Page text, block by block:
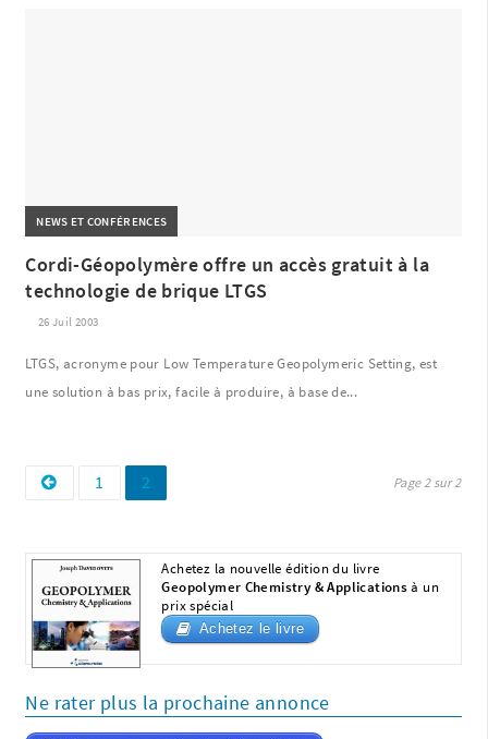
NEWS ET CONFÉRENCES
Cordi-Géopolymère offre un accès gratuit à la
technologie de brique LTGS
26 Juil 2003
LTGS, acronyme pour Low Temperature Geopolymeric Setting, est
une solution à bas prix, facile à produire, à base de...
Pagination
publications
Page
1 Page
2 Page 2 sur 2
Achetez la nouvelle édition du livre
Geopolymer Chemistry & Applications à un
prix spécial
Achetez le livre
Ne rater plus la prochaine annonce